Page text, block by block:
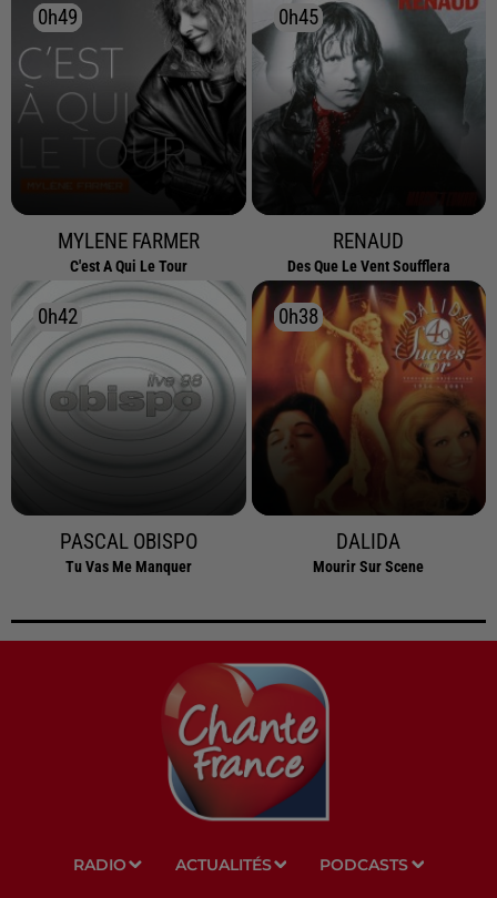
0h49
0h49
MYLENE FARMER
C'est A Qui Le Tour
0h45
0h45
RENAUD
Des Que Le Vent Soufflera
0h42
0h42
PASCAL OBISPO
Tu Vas Me Manquer
0h38
0h38
DALIDA
Mourir Sur Scene
RADIO ACTUALITÉS PODCASTS